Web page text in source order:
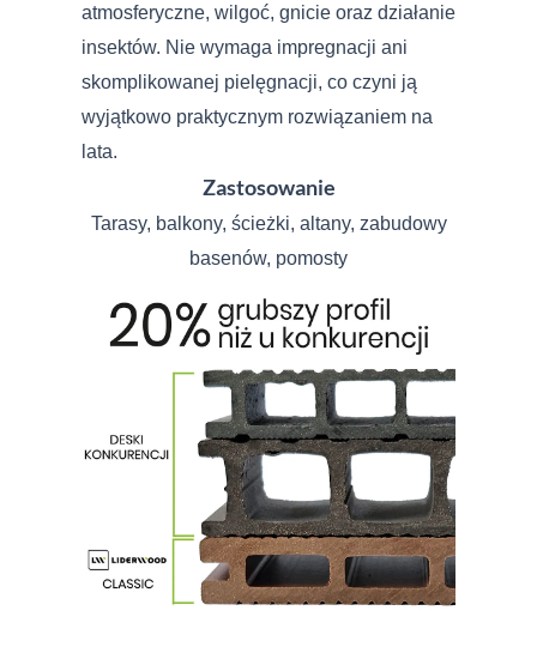
atmosferyczne, wilgoć, gnicie oraz działanie
insektów. Nie wymaga impregnacji ani
skomplikowanej pielęgnacji, co czyni ją
wyjątkowo praktycznym rozwiązaniem na
lata.
Zastosowanie
Tarasy, balkony, ścieżki, altany, zabudowy
basenów, pomosty